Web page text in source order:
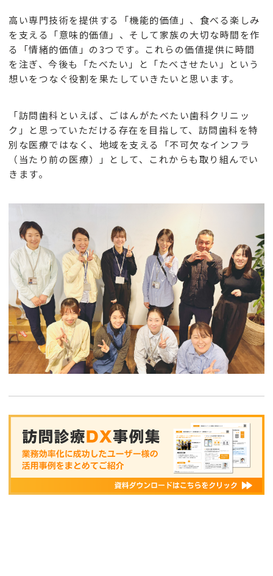
高い専門技術を提供する「機能的価値」、食べる楽しみ
を支える「意味的価値」、そして家族の大切な時間を作
る「情緒的価値」の3つです。これらの価値提供に時間
を注ぎ、今後も「たべたい」と「たべさせたい」という
想いをつなぐ役割を果たしていきたいと思います。
「訪問歯科といえば、ごはんがたべたい歯科クリニッ
ク」と思っていただける存在を目指して、訪問歯科を特
別な医療ではなく、地域を支える「不可欠なインフラ
（当たり前の医療）」として、これからも取り組んでい
きます。